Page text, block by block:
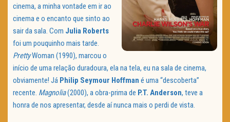
cinema, a minha vontade em ir ao
cinema e o encanto que sinto ao
sair da sala. Com Julia Roberts
foi um pouquinho mais tarde.
PrettyWoman (1990), marcou o
início de uma relação duradoura, ela na tela, eu na sala de cinema,
obviamente! Já Philip Seymour Hoffman é uma “descoberta”
recente. Magnolia(2000), a obra-prima de P.T. Anderson, teve a
honra de nos apresentar, desde aí nunca mais o perdi de vista.